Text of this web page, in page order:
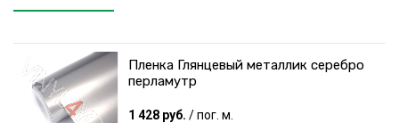
Пленка Глянцевый металлик серебро
перламутр
1 428 руб. / пог. м.